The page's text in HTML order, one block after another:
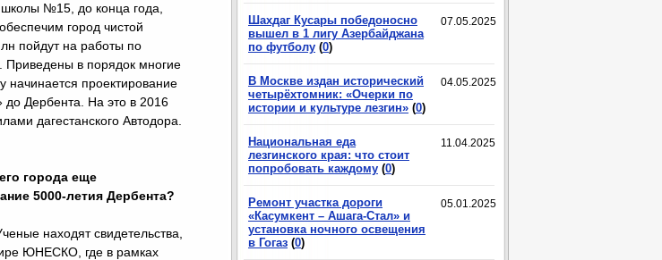
07.05.2025
Шахдаг Кусары победоносно
вышел в 1 лигу Азербайджана
по футболу (0)
04.05.2025
В Москве издан исторический
четырёхтомник: «Очерки по
истории и культуре лезгин» (0)
11.04.2025
Национальная еда
лезгинского края: что стоит
попробовать каждому (0)
05.01.2025
Ремонт участка дороги
«Касумкент – Ашага-Стал» и
установка ночного освещения
в Гогаз (0)
№15, до конца года,
город чистой
пойдут на работы по
Приведены в порядок многие
начинается проектирование
до Дербента. На это в 2016
дагестанского Автодора.
города еще
5000-летия Дербента?
находят свидетельства,
ЮНЕСКО, где в рамках